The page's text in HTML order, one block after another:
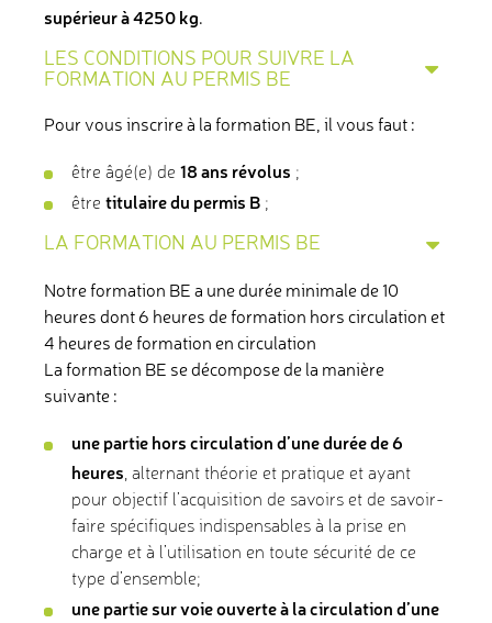
supérieur à 4250 kg.
LES CONDITIONS POUR SUIVRE LA
FORMATION AU PERMIS BE
Pour vous inscrire à la formation BE, il vous faut :
être âgé(e) de 18 ans révolus ;
être titulaire du permis B ;
LA FORMATION AU PERMIS BE
Notre formation BE a une durée minimale de 10
heures dont 6 heures de formation hors circulation et
4 heures de formation en circulation
La formation BE se décompose de la manière
suivante :
une partie hors circulation d’une durée de 6
heures, alternant théorie et pratique et ayant
pour objectif l’acquisition de savoirs et de savoir-
faire spécifiques indispensables à la prise en
charge et à l’utilisation en toute sécurité de ce
type d’ensemble;
une partie sur voie ouverte à la circulation d’une